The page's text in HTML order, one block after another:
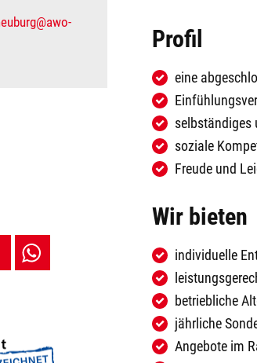
Profil
eine
selbständiges
soziale
Freude und
Wir bieten
individuelle
betriebliche
jährliche
Angebote im